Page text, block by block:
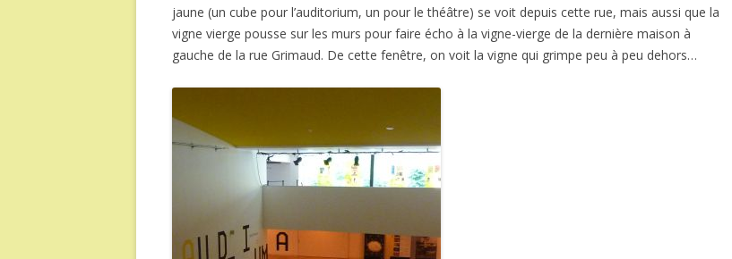
jaune (un cube pour l’auditorium, un pour le théâtre) se voit depuis cette rue, mais aussi que la
vigne vierge pousse sur les murs pour faire écho à la vigne-vierge de la dernière maison à
gauche de la rue Grimaud. De cette fenêtre, on voit la vigne qui grimpe peu à peu dehors…